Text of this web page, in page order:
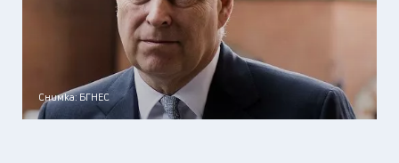
Снимка: БГНЕС